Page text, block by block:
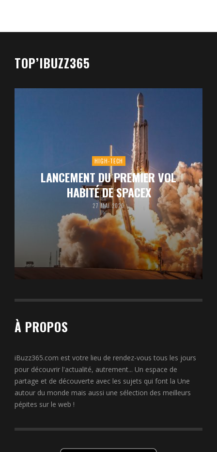
TOP’IBUZZ365
HIGH-TECH
LANCEMENT DU PREMIER VOL
HABITÉ DE SPACEX
27 MAI 2020
À PROPOS
iBuzz365.com est votre lieu de rendez-vous tous les jours
pour découvrir l'actualité, autrement... Un espace de
partage et de découverte avec les sujets qui font la Une
autour du monde mais aussi une sélection des meilleurs
pépites sur le web !